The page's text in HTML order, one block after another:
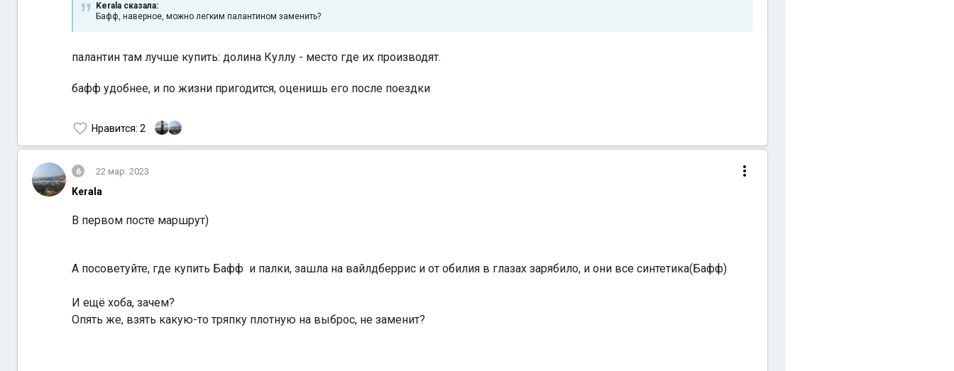
Kerala сказалa:
Бафф, наверное, можно легким палантином заменить?
палантин там лучше купить: долина Куллу - место где их производят.
бафф удобнее, и по жизни пригодится, оценишь его после поездки
Нравится: 2
6 22 мар. 2023
Kerala
В первом посте маршрут)
А посоветуйте, где купить Бафф и палки, зашла на вайлдберрис и от обилия в глазах зарябило, и они все синтетика(Бафф)
И ещё хоба, зачем?
Опять же, взять какую-то тряпку плотную на выброс, не заменит?